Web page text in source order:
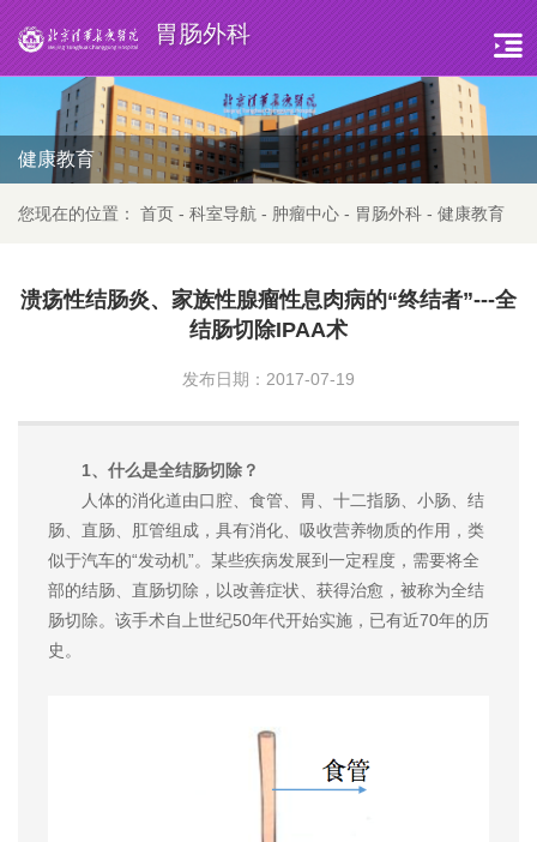
胃肠外科
健康教育
您现在的位置： 首页 - 科室导航 - 肿瘤中心 - 胃肠外科 - 健康教育
溃疡性结肠炎、家族性腺瘤性息肉病的“终结者”---全
结肠切除IPAA术
发布日期：2017-07-19
1、什么是全结肠切除？
人体的消化道由口腔、食管、胃、十二指肠、小肠、结
肠、直肠、肛管组成，具有消化、吸收营养物质的作用，类
似于汽车的“发动机”。某些疾病发展到一定程度，需要将全
部的结肠、直肠切除，以改善症状、获得治愈，被称为全结
肠切除。该手术自上世纪50年代开始实施，已有近70年的历
史。